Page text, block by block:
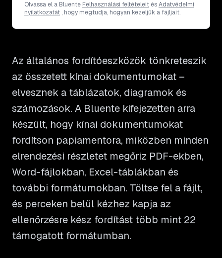
Olvassa el a Bluente Felhasználási feltételeit ésAdatvédelmi
nyilatkozatát , hogy megtudja, hogyan kezeljük a fájljait.
Az általános fordítóeszközök tönkreteszik
az összetett kínai dokumentumokat –
elvesznek a táblázatok, diagramok és
számozások. A Bluente kifejezetten arra
készült, hogy kínai dokumentumokat
fordítson papiamentora, miközben minden
elrendezési részletet megőriz PDF-ekben,
Word-fájlokban, Excel-táblákban és
további formátumokban. Töltse fel a fájlt,
és perceken belül kézhez kapja az
ellenőrzésre kész fordítást több mint 22
támogatott formátumban.